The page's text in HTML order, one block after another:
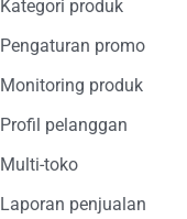
Kategori produk
Pengaturan promo
Monitoring produk
Profil pelanggan
Multi-toko
Laporan penjualan